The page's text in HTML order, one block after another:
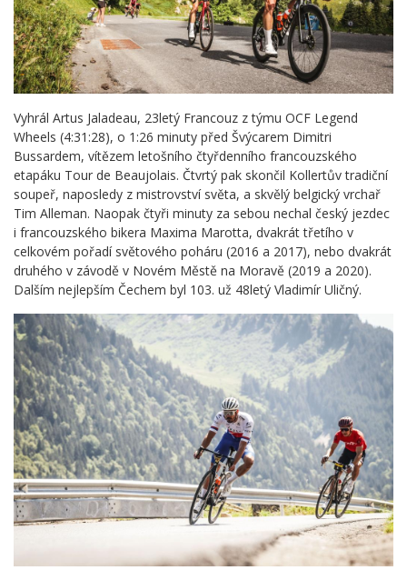
Vyhrál Artus Jaladeau, 23letý Francouz z týmu OCF Legend
Wheels (4:31:28), o 1:26 minuty před Švýcarem Dimitri
Bussardem, vítězem letošního čtyřdenního francouzského
etapáku Tour de Beaujolais. Čtvrtý pak skončil Kollertův tradiční
soupeř, naposledy z mistrovství světa, a skvělý belgický vrchař
Tim Alleman. Naopak čtyři minuty za sebou nechal český jezdec
i francouzského bikera Maxima Marotta, dvakrát třetího v
celkovém pořadí světového poháru (2016 a 2017), nebo dvakrát
druhého v závodě v Novém Městě na Moravě (2019 a 2020).
Dalším nejlepším Čechem byl 103. už 48letý Vladimír Uličný.